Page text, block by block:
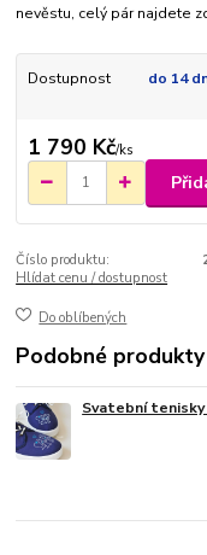
nevěstu, celý pár najdete
Dostupnost do 14
1 790 Kč/ks
Číslo produktu:
Hlídat cenu / dostupnost
Do oblíbených
Podobné produkty
Svatební tenisky